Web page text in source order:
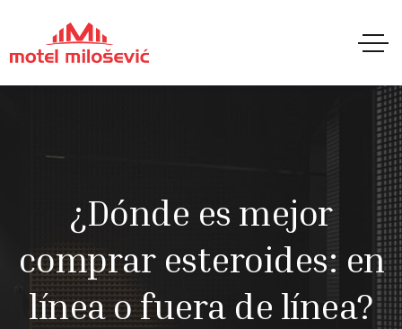
¿Dónde es mejor
comprar esteroides: en
línea o fuera de línea?